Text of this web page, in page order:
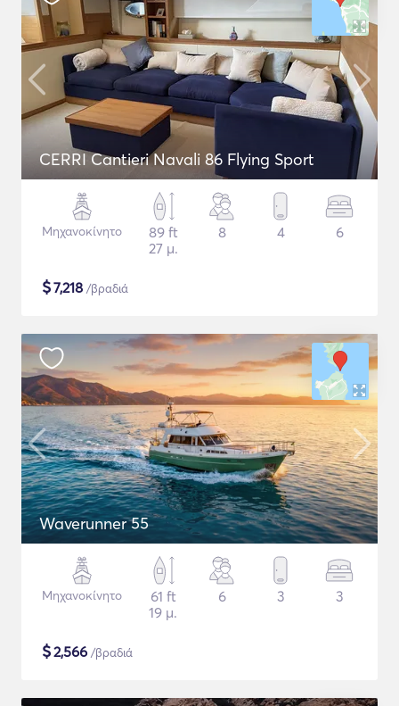
CERRI Cantieri Navali 86 Flying Sport
Μηχανοκίνητο
89 ft
27 μ.
8 4 6
$7,218 /βραδιά
Waverunner 55
Μηχανοκίνητο
61 ft
19 μ.
6 3 3
$2,566 /βραδιά